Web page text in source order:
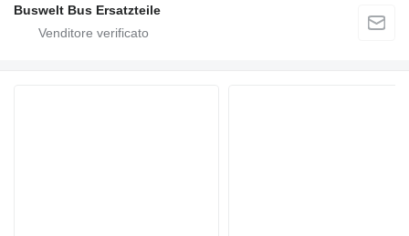
Buswelt Bus Ersatzteile